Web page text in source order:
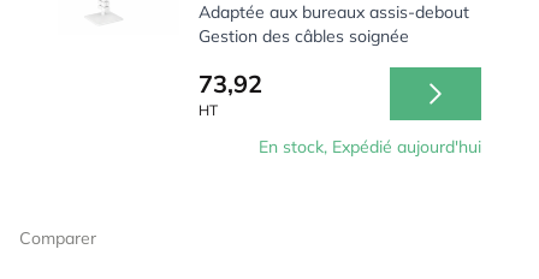
Adaptée aux bureaux assis-debout
Gestion des câbles soignée
73,92
HT
En stock, Expédié aujourd'hui
Comparer